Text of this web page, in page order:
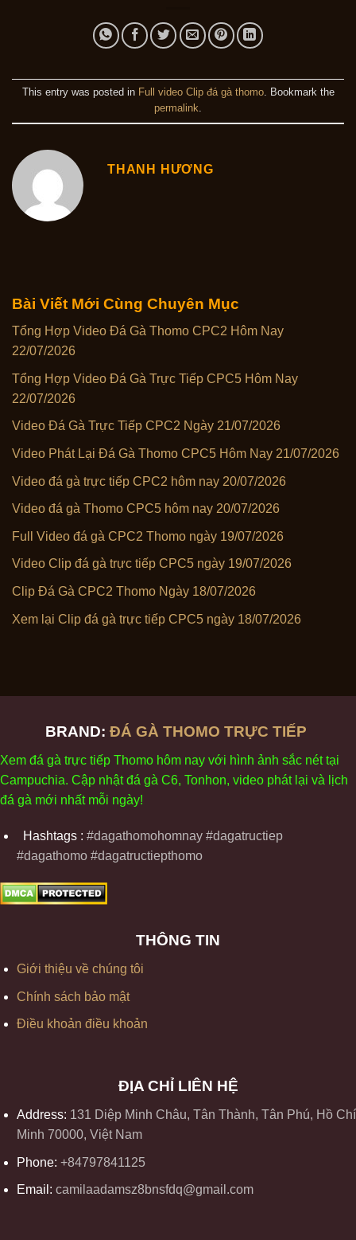
Bài Viết Mới Cùng Chuyên Mục
Tổng Hợp Video Đá Gà Thomo CPC2 Hôm Nay
22/07/2026
Tổng Hợp Video Đá Gà Trực Tiếp CPC5 Hôm Nay
22/07/2026
Video Đá Gà Trực Tiếp CPC2 Ngày 21/07/2026
Video Phát Lại Đá Gà Thomo CPC5 Hôm Nay 21/07/2026
Video đá gà trực tiếp CPC2 hôm nay 20/07/2026
Video đá gà Thomo CPC5 hôm nay 20/07/2026
Full Video đá gà CPC2 Thomo ngày 19/07/2026
Video Clip đá gà trực tiếp CPC5 ngày 19/07/2026
Clip Đá Gà CPC2 Thomo Ngày 18/07/2026
Xem lại Clip đá gà trực tiếp CPC5 ngày 18/07/2026
This entry was posted in Full video Clip đá gà thomo. Bookmark the
permalink
THANH HƯƠNG
BRAND: ĐÁ GÀ THOMO TRỰC TIẾP
Xem đá gà trực tiếp Thomo hôm nay với hình ảnh sắc néttại
Campuchia. Cập nhậtđá gà C6, Tonhon, video phátl ại và ịch
đá gà mới nhất mỗi ngày!
Hashtags : #dagathomohomnay #dagatructiep
#dagathomo #dagatructiepthomo
THÔNG TIN
Giới thiệu về chúng tôi
Chính sách bảo mật
Điều khoản điều khoản
ĐỊA CHỈ LIÊN HỆ
Address: 131 Diệp Minh Châu, Tân Thành, Tân Phú, Hồ Chí
Minh 70000, Việt Nam
Phone: +84797841125
Email: camilaadamsz8bnsfdq@gmail.com